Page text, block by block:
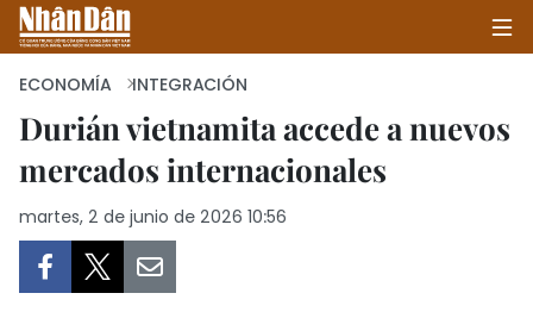
INICIO
POLÍTICA
ECONOMÍA INTEGRACIÓN
Durián vietnamita accede a nuevos
mercados internacionales
martes, 2 de junio de 2026 10:56